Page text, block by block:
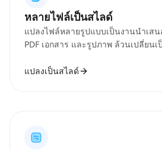
หลายไฟล์เป็นสไลด์
แปลงไฟล์หลายรูปแบบเป็นงานนำเสน
PDF เอกสาร และรูปภาพ ล้วนเปลี่ยน
แปลงเป็นสไลด์